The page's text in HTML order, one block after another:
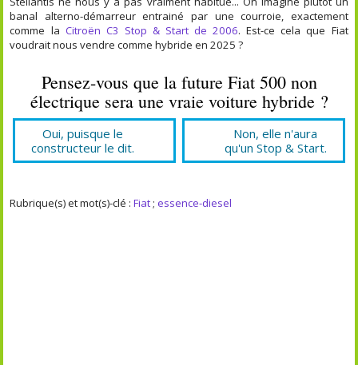
banal alterno-démarreur entrainé par une courroie, exactement
comme la Citroën C3 Stop & Start de 2006. Est-ce cela que Fiat
voudrait nous vendre comme hybride en 2025 ?
Pensez-vous que la future Fiat 500 non
électrique sera une vraie voiture hybride ?
Oui, puisque le
constructeur le dit.
Non, elle n'aura
qu'un Stop & Start.
Rubrique(s) et mot(s)-clé :Fiat;essence-diesel